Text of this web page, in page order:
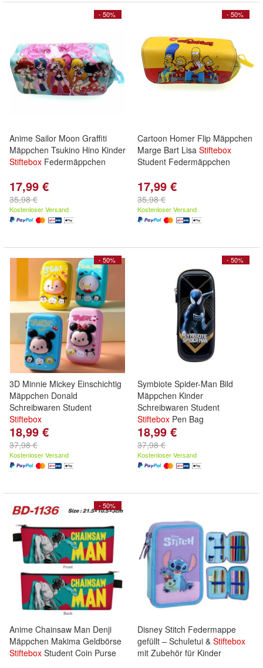
- 50%
Anime Sailor Moon Graffiti
Mäppchen Tsukino Hino Kinder
Stiftebox Federmäppchen
17,99 €
35,98 €
Kostenloser Versand
- 50%
Cartoon Homer Flip Mäppchen
Marge Bart Lisa Stiftebox
Student Federmäppchen
17,99 €
35,98 €
Kostenloser Versand
- 50%
3D Minnie Mickey Einschichtig
Mäppchen Donald
Schreibwaren Student
Stiftebox
18,99 €
37,98 €
Kostenloser Versand
- 50%
Symbiote Spider-Man Bild
Mäppchen Kinder
Schreibwaren Student
Stiftebox Pen Bag
18,99 €
37,98 €
Kostenloser Versand
- 50%
Anime Chainsaw Man Denji
Mäppchen Makima Geldbörse
Stiftebox Student Coin Purse
Disney Stitch Federmappe
gefüllt – Schuletui & Stiftebox
mit Zubehör für Kinder